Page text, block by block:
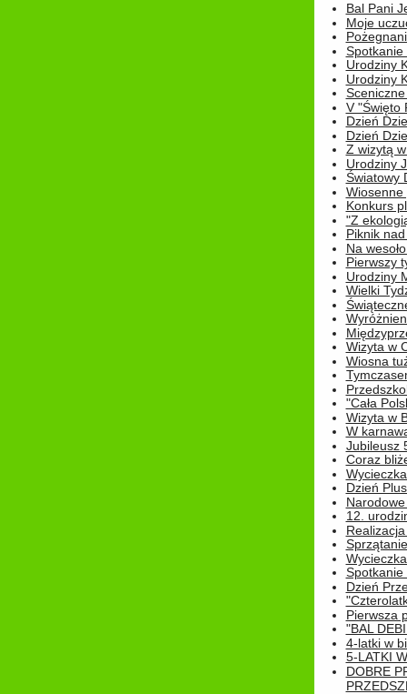
Bal Pani
Moje
Spotkanie
Urodziny
Urodziny
V "Święto
Dzień
Dzień
Z wizytą
Urodziny
Światowy
Wiosenne
Konkurs
"Z
Piknik
Na
Pierwszy
Urodziny
Wielki
Wizyta w
Wiosna
"Cała
Wizyta w
W
Jubileusz
Coraz
Dzień
12.
Spotkanie
Dzień
Pierwsza
"BAL
4-latki w
5-LATKI
DOBRE